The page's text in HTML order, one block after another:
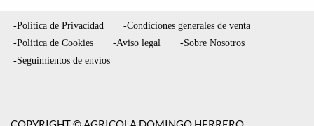
-Política de Privacidad
-Condiciones generales de venta
-Politica de Cookies
-Aviso legal
-Sobre Nosotros
-Seguimientos de envíos